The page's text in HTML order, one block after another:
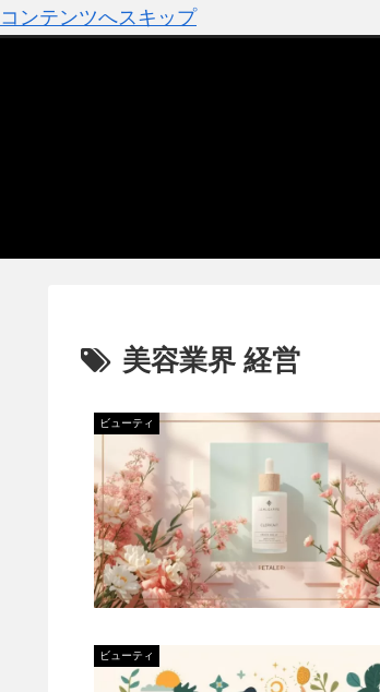
コンテンツへスキップ
美容業界 経営
ビューティ
ビューティ